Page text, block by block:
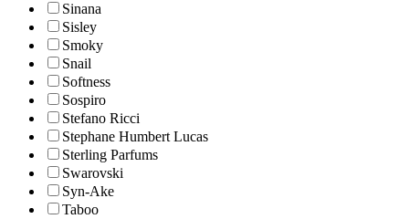
Sinana
Sisley
Smoky
Snail
Softness
Sospiro
Stefano Ricci
Stephane Humbert Lucas
Sterling Parfums
Swarovski
Syn-Ake
Taboo